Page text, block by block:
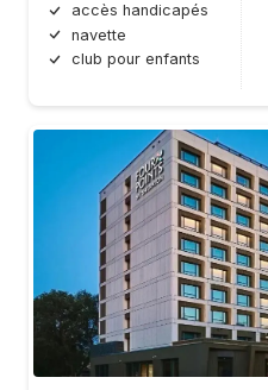
accès handicapés
navette
club pour enfants